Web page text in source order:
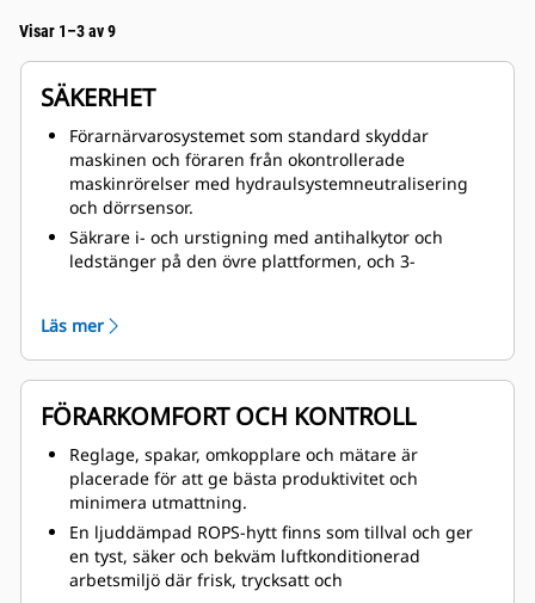
Visar 1–3 av 9
SÄKERHET
Förarnärvarosystemet som standard skyddar
maskinen och föraren från okontrollerade
maskinrörelser med hydraulsystemneutralisering
och dörrsensor.
Säkrare i- och urstigning med antihalkytor och
ledstänger på den övre plattformen, och 3-
ROPS-hytten är fjäderupphängd i ramen för att
isolera föraren från vibrationer.
hydrauliskt tryck och parkeringsbromsfunktion
sätt går det att bromsa även om hydraultrycket
försvinner helt.
Säkrare service med fästpinnar för korg, värmesköld
för avgassystem och brandvägg, hydrauliska
ramledsslangar med bristningsskydd, fästpinnar för
bakläm (ejektorkorg) samt en varm och kall sida av
Läs mer
FÖRARKOMFORT OCH KONTROLL
Reglage, spakar, omkopplare och mätare är
placerade för att ge bästa produktivitet och
minimera utmattning.
En ljuddämpad ROPS-hytt finns som tillval och ger
en tyst, säker och bekväm luftkonditionerad
arbetsmiljö där frisk, trycksatt och